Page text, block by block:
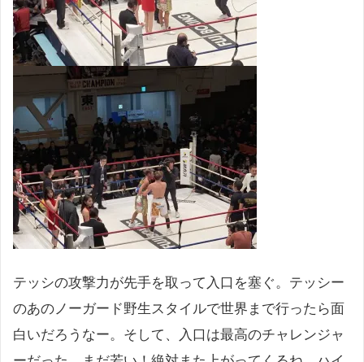
テッシの攻撃力が先手を取って入口を塞ぐ。テッシー
のあのノーガード野生スタイルで世界まで行ったら面
白いだろうなー。そして、入口は最高のチャレンジャ